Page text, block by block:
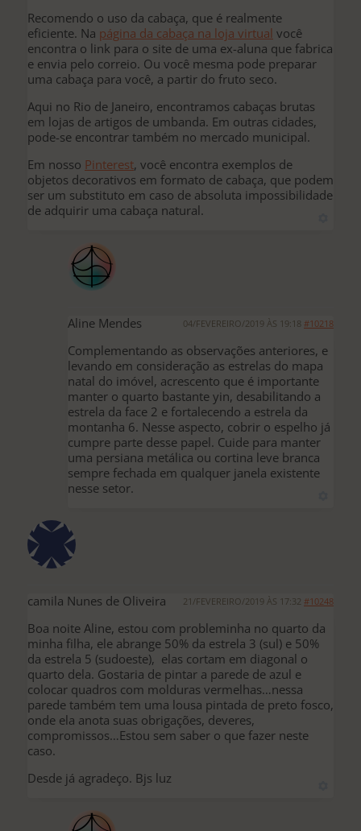
Recomendo o uso da cabaça, que é realmente
eficiente. Na página da cabaça na loja virtual você
encontra o link para o site de uma ex-aluna que fabrica
e envia pelo correio. Ou você mesma pode preparar
uma cabaça para você, a partir do fruto seco.
Aqui no Rio de Janeiro, encontramos cabaças brutas
em lojas de artigos de umbanda. Em outras cidades,
pode-se encontrar também no mercado municipal.
Em nosso Pinterest, você encontra exemplos de
objetos decorativos em formato de cabaça, que podem
ser um substituto em caso de absoluta impossibilidade
de adquirir uma cabaça natural.
Aline Mendes 04/FEVEREIRO/2019 ÀS 19:18 #10218
Complementando as observações anteriores, e
levando em consideração as estrelas do mapa
natal do imóvel, acrescento que é importante
manter o quarto bastante yin, desabilitando a
estrela da face 2 e fortalecendo a estrela da
montanha 6. Nesse aspecto, cobrir o espelho já
cumpre parte desse papel. Cuide para manter
uma persiana metálica ou cortina leve branca
sempre fechada em qualquer janela existente
nesse setor.
camila Nunes de Oliveira 21/FEVEREIRO/2019 ÀS 17:32 #10248
Boa noite Aline, estou com probleminha no quarto da
minha filha, ele abrange 50% da estrela 3 (sul) e 50%
da estrela 5 (sudoeste), elas cortam em diagonal o
quarto dela. Gostaria de pintar a parede de azul e
colocar quadros com molduras vermelhas…nessa
parede também tem uma lousa pintada de preto fosco,
onde ela anota suas obrigações, deveres,
compromissos…Estou sem saber o que fazer neste
caso.
Desde já agradeço. Bjs luz